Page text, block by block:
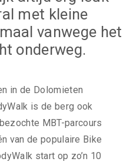
met kleine
vanwege het
onderweg.
in de Dolomieten
is de berg ook
MBT-parcours
van de populaire Bike
start op zo’n 10